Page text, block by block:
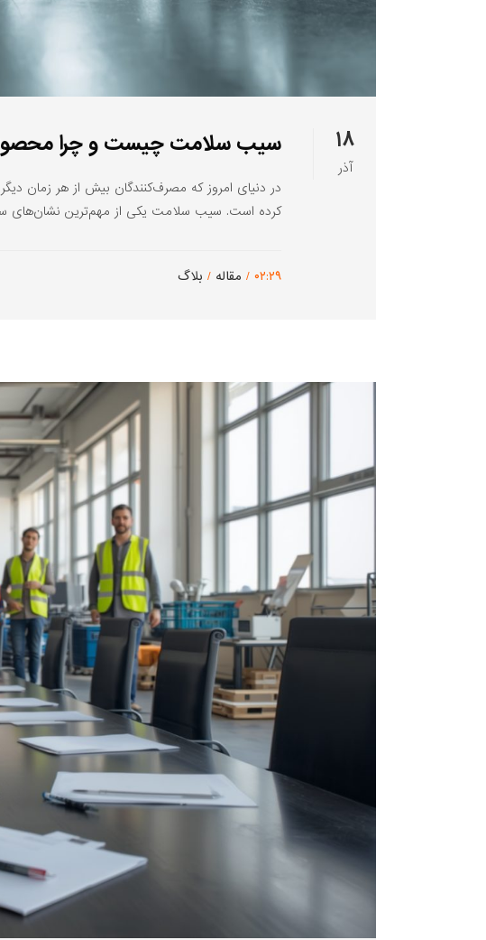
۱۸
آذر
سیب سلامت چیست و چرا
در دنیای امروز که مصرف‌کنندگان بیش از هر زمان
کرده است. سیب سلامت یکی از مهم‌ترین نشان‌های
۰۲:۲۹ / مقاله / بلاگ